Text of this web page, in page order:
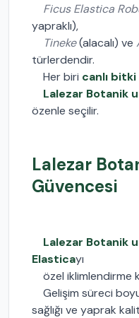
Ficus Elastica
yapraklı),
Tineke(alacalı) ve
türlerdendir.
Her biri canlı bitki
Lalezar Botanik
özenle seçilir.
Lalezar
Güvencesi
Lalezar Botanik
Elasticayı
özel iklimlendirme
Gelişim süreci
sağlığı ve yaprak